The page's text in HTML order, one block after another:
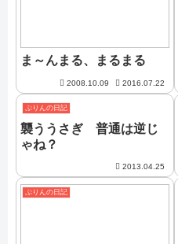
ま～んまる、まるまる
2008.10.09 2016.07.22
ぷりんの日記
襲ううさぎ 普通は逆じ
ゃね？
2013.04.25
ぷりんの日記